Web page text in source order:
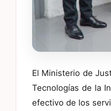
El Ministerio de
Tecnologías de la
efectivo de los